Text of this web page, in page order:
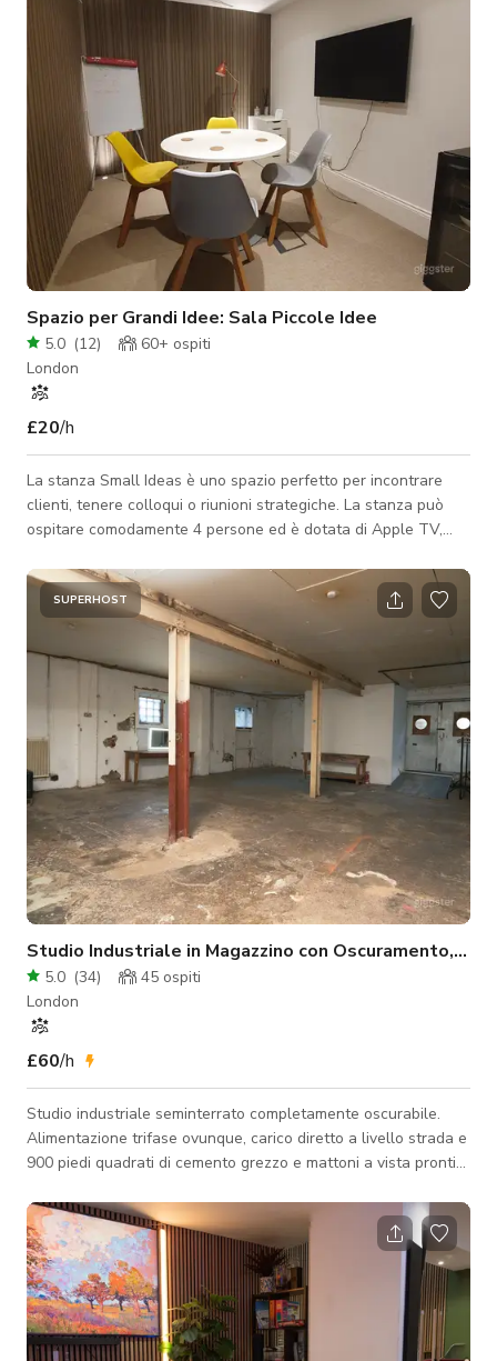
Spazio per Grandi Idee: Sala Piccole Idee
5.0 (12) 60+ ospiti
London
£20/h
La stanza Small Ideas è uno spazio perfetto per incontrare
clienti, tenere colloqui o riunioni strategiche. La stanza può
ospitare comodamente 4 persone ed è dotata di Apple TV,
e tutto il tè, caffè e dolcetti gratuiti per mantenere le idee
fluide!SUPERHOST
Studio Industriale in Magazzino con Oscuramento,
5.0 (34) 45 ospiti
London
£60/h
Studio industriale seminterrato completamente oscurabile.
Alimentazione trifase ovunque, carico diretto a livello strada e
900 piedi quadrati di cemento grezzo e mattoni a vista pronti
nostro studio loft con luce naturale in un magazzino vittoriano
convertito a Lower Clapton, E5. Muri spessi e posizione
sotterranea offrono isolamento acustico naturale, ideale per
la riproduzione amplificata durante le riprese di videoclip
musicali senz